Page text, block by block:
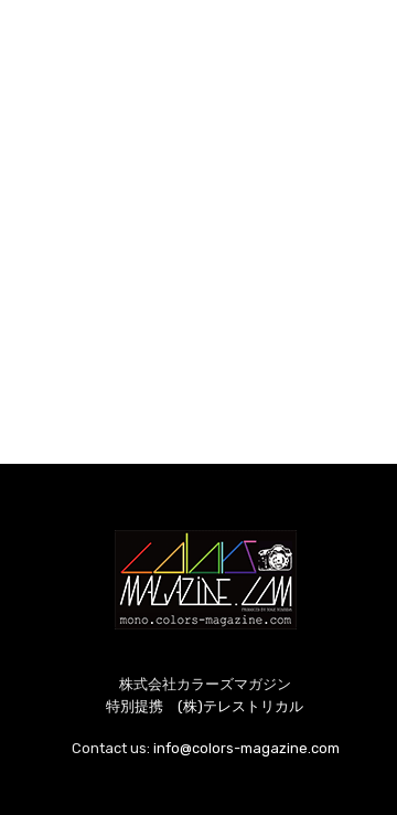
株式会社カラーズマガジン
特別提携 (株)テレストリカル
Contact us: info@colors-magazine.com